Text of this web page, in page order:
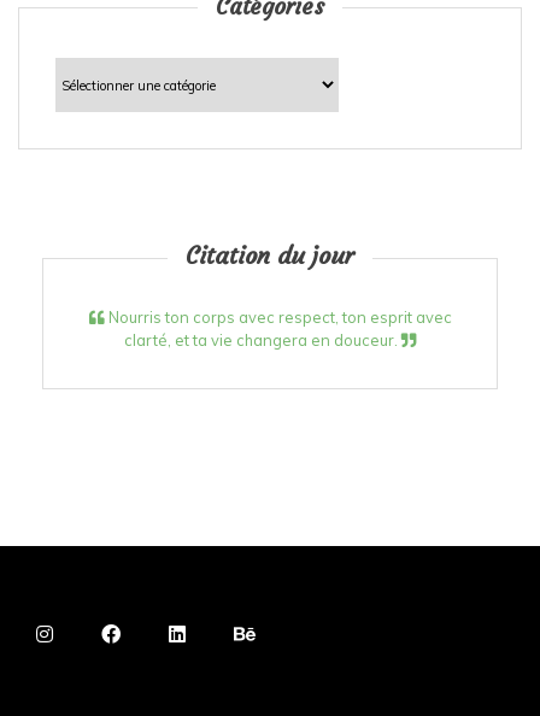
Catégories
Catégories
Citation du jour
Nourris ton corps avec respect, ton esprit avec
clarté, et ta vie changera en douceur.